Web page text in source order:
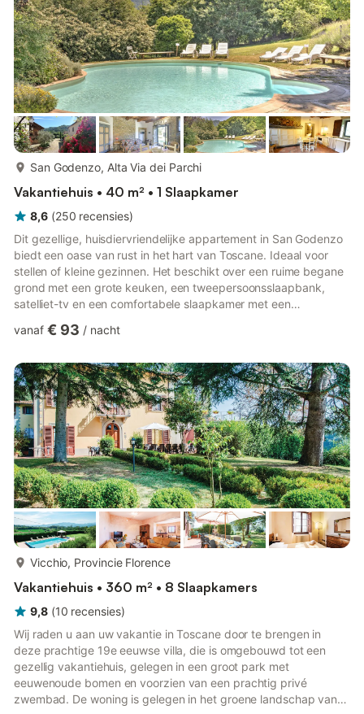
San Godenzo, Alta Via dei Parchi
Vakantiehuis • 40 m² • 1 Slaapkamer
8,6 (250 recensies)
Dit gezellige, huisdiervriendelijke appartement in San Godenzo
biedt een oase van rust in het hart van Toscane. Ideaal voor
stellen of kleine gezinnen. Het beschikt over een ruime begane
grond met een grote keuken, een tweepersoonsslaapbank,
satelliet-tv en een comfortabele slaapkamer met een
bidet en alle benodigdheden voor een ontspannen verblijf. Of u
op het platteland plant, dit huis is een gastvrije uitvalsbasis.
Gasten hebben toegang tot een gemeenschappelijke tuin met
...
vanaf € 93 / nacht
Vicchio, Provincie Florence
Vakantiehuis • 360 m² • 8 Slaapkamers
9,8 (10 recensies)
Wij raden u aan uw vakantie in Toscane door te brengen in
deze prachtige 19e eeuwse villa, die is omgebouwd tot een
gezellig vakantiehuis, gelegen in een groot park met
eeuwenoude bomen en voorzien van een prachtig privé
zwembad. De woning is gelegen in het groene landschap van